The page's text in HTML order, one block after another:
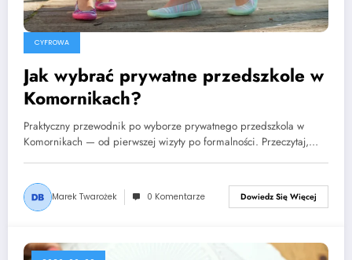
CYFROWA
Jak wybrać prywatne przedszkole w
Komornikach?
Praktyczny przewodnik po wyborze prywatnego przedszkola w
Komornikach — od pierwszej wizyty po formalności. Przeczytaj,…
Marek Twarożek 0 Komentarze Dowiedz Się Więcej